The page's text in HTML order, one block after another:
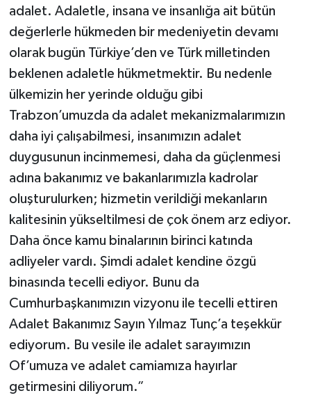
adalet. Adaletle, insana ve insanlığa ait bütün
değerlerle hükmeden bir medeniyetin devamı
olarak bugün Türkiye’den ve Türk milletinden
beklenen adaletle hükmetmektir. Bu nedenle
ülkemizin her yerinde olduğu gibi
Trabzon’umuzda da adalet mekanizmalarımızın
daha iyi çalışabilmesi, insanımızın adalet
duygusunun incinmemesi, daha da güçlenmesi
adına bakanımız ve bakanlarımızla kadrolar
oluşturulurken; hizmetin verildiği mekanların
kalitesinin yükseltilmesi de çok önem arz ediyor.
Daha önce kamu binalarının birinci katında
adliyeler vardı. Şimdi adalet kendine özgü
binasında tecelli ediyor. Bunu da
Cumhurbaşkanımızın vizyonu ile tecelli ettiren
Adalet Bakanımız Sayın Yılmaz Tunç’a teşekkür
ediyorum. Bu vesile ile adalet sarayımızın
Of’umuza ve adalet camiamıza hayırlar
getirmesini diliyorum.”